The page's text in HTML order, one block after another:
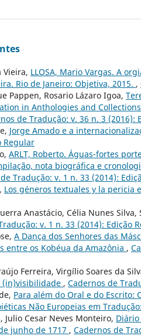
Vieira, LLOSA, Mario Vargas. A
Rio de Janeiro: Objetiva, 2015. ,
Pappen, Rosario Lázaro Igoa,
in Anthologies and
de Tradução: v. 36 n. 3 (2016):
Jorge Amado e a
Regular
ARLT, Roberto. Águas-fortes
nota biográfica e
Tradução: v. 1 n. 33 (2014):
Los géneros textuales y la pericia
Anastácio, Célia Nunes Silva,
v. 1 n. 33 (2014): Edição
A Dança dos Senhores das
entre os Kobéua da Amazônia ,
Ferreira, Virgílio Soares da
(in)visibilidade , Cadernos de
Para além do Oral e do Escrito:
Não Europeias em
Julio Cesar Neves Monteiro,
junho de 1717 , Cadernos de